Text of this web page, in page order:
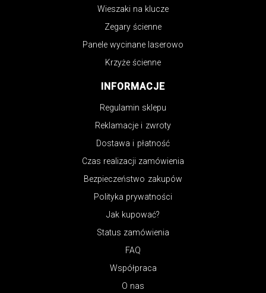
Wieszaki na klucze
Zegary ścienne
Panele wycinane laserowo
Krzyże ścienne
INFORMACJE
Regulamin sklepu
Reklamacje i zwroty
Dostawa i płatność
Czas realizacji zamówienia
Bezpieczeństwo zakupów
Polityka prywatności
Jak kupować?
Status zamówienia
FAQ
Współpraca
O nas